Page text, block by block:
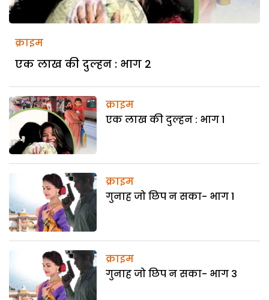
क्राइम
एक लाख की दुल्हन : भाग 2
क्राइम
एक लाख की दुल्हन : भाग 1
क्राइम
गुनाह जो छिप न सका- भाग 1
क्राइम
गुनाह जो छिप न सका- भाग 3